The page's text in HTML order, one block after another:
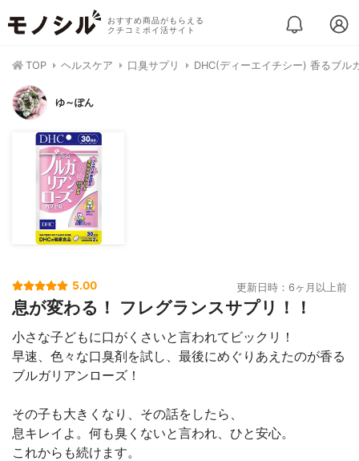
おすすめ商品がもらえる
クチコミポイ活サイト
TOP ヘルスケア 口臭サプリ DHC(ディーエイチシー) 香るブル
ゆ～ぽん
5.00 更新日時：6ヶ月以上前
息が変わる！ フレグランスサプリ！！
小さな子どもに口がくさいと言われてビックリ！
早速、色々な口臭剤を試し、最後にめぐりあえたのが香る
ブルガリアンローズ！
その子も大きくなり、その話をしたら、
息キレイよ。何も臭くないと言われ、ひと安心。
これからも続けます。